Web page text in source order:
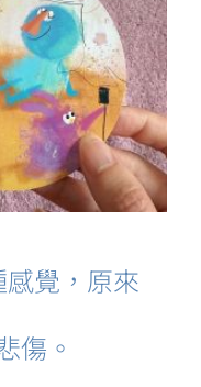
覺，原來
傷。